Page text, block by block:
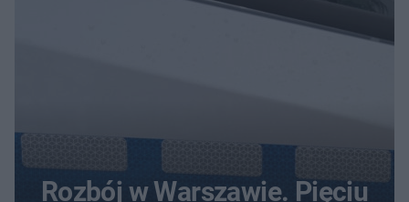
Rozbój w Warszawie. Pięciu